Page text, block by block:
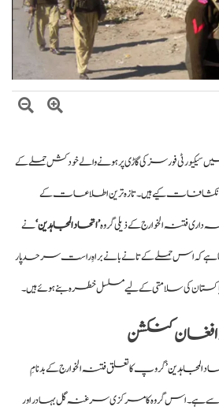
پر دھاندلی کا الزام، ن لیگ پر سخت تنقید
میں پاکستان کا اہم کردار، ایرانی ترجمان اسماعیل
ظہیر اقبال چنڑ سے تعزیت، ملک اقبال چنڑ
سیکیورٹی فورسز کی گاڑی پر ہونے والے خودکش حملے کے
انکشافات کیے ہیں۔ تازہ ترین اطلاعات کے
فتنہ الخوارج کے ذیلی گروہ’اتحاد المجاہدین‘نے
کہنا ہے کہ اس حملے کے تانے بانے براہِ راست سرحد پار
کی سلامتی کے لیے مسلسل خطرہ بنے ہوئے ہیں۔
افغان کنکشن
المجاہدین’گروپ کا تعلق فتنہ الخوارج کے بدنامِ
سے ہے۔ اس گروہ کا مرکزی سرغنہ گل بہادر اور